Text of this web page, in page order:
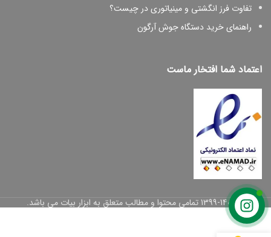
تفاوت فرز انگشتی و مینیاتوری در چیست؟
راهنمای خرید دستگاه جوش آرگون
اعتماد شما افتخار ماست
© 1399-1402 تمامی محتوا و مطالب متعلق به ابزار بیات می باشد.
پروفیل